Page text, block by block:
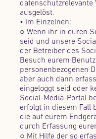
datenschutzrelevante
ausgelöst.
• Im Einzelnen:
○ Wenn ihr in euren
seid und unsere
der Betreiber des
Besuch eurem
personenbezogenen
aber auch dann
eingeloggt seid oder
Social-Media-Portal
erfolgt in diesem Fall
die auf eurem
durch Erfassung
○ Mit Hilfe der so